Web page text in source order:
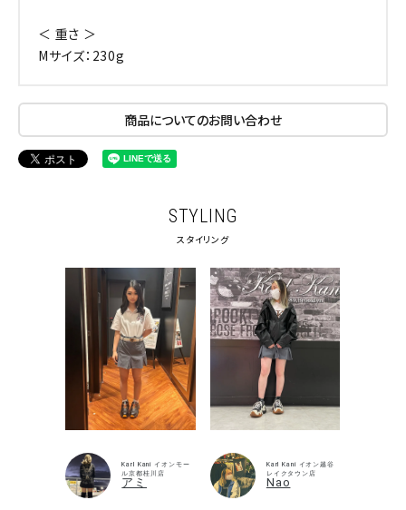
＜ 重さ ＞
Mサイズ：230g
商品についてのお問い合わせ
STYLING
スタイリング
Karl Kani イオンモー
ル京都桂川店
アミ
Karl Kani イオン越谷
レイクタウン店
Nao